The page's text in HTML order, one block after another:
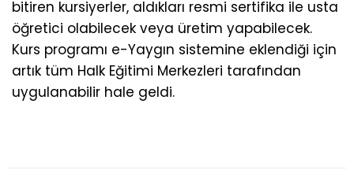
bitiren kursiyerler, aldıkları resmi sertifika ile usta
öğretici olabilecek veya üretim yapabilecek.
Kurs programı e-Yaygın sistemine eklendiği için
artık tüm Halk Eğitimi Merkezleri tarafından
uygulanabilir hale geldi.